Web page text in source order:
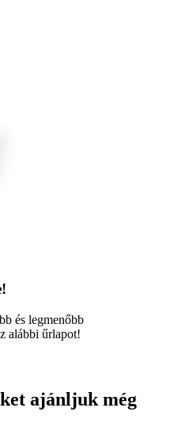
és legmenőbb
alábbi űrlapot!
ajánljuk még